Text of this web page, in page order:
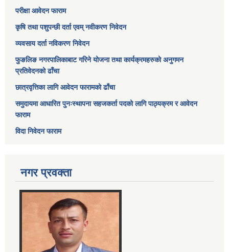
परीक्षा आवेदन फाराम
कृषि तथा पशुपन्छी दर्ता एवम् नवीकरण निवेदन
व्यवसाय दर्ता नविकरण निवेदन
फुङलिङ नगरपालिकाबाट गरिने योजना तथा कार्यक्रमहरुको अनुगमन
प्रतिवेदनको ढाँचा
छात्रवृत्तिका लागि आवेदन फारामको ढाँचा
समुदायमा आधारित पुनःस्थापना सहजकर्ता पदको लागि पाठ्यक्रम र आवेदन
फाराम
विदा निवेदन फाराम
नगर प्रवक्ता